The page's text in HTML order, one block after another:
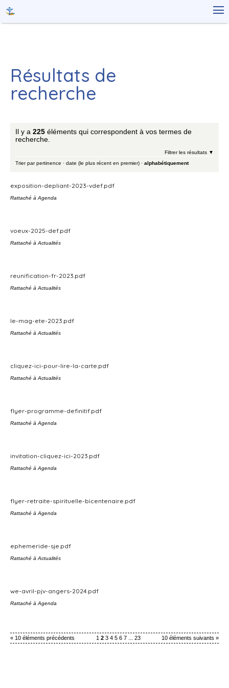
contenu.
Aller
personnels

Résultats de
recherche
Il y a 225 éléments qui correspondent à vos termes de
recherche.
Filtrer les résultats
Trier par pertinence · date (le plus récent en premier) · alphabétiquement
exposition-depliant-2023-vdef.pdf
Rattaché à Agenda
voeux-2025-def.pdf
Rattaché à Actualités
reunification-fr-2023.pdf
Rattaché à Actualités
le-mag-ete-2023.pdf
Rattaché à Actualités
cliquez-ici-pour-lire-la-carte.pdf
Rattaché à Actualités
flyer-programme-definitif.pdf
Rattaché à Agenda
invitation-cliquez-ici-2023.pdf
Rattaché à Agenda
flyer-retraite-spirituelle-bicentenaire.pdf
Rattaché à Agenda
ephemeride-sje.pdf
Rattaché à Actualités
we-avril-pjv-angers-2024.pdf
Rattaché à Agenda
« 10 éléments précédents 10 éléments suivants »
1 2 3 4 5 6 7 23